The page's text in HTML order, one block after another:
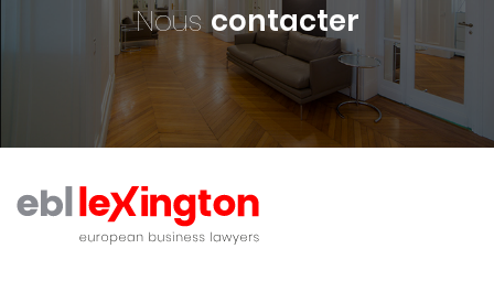
Nous contacter